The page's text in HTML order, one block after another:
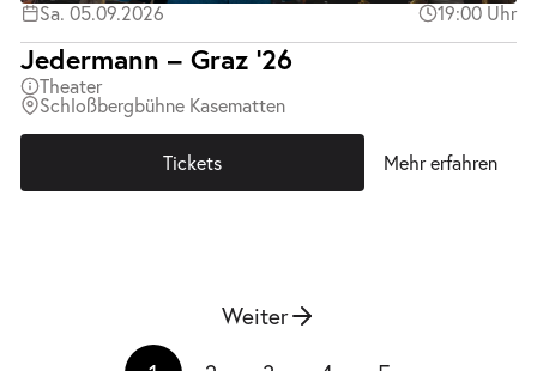
Sa. 05.09.2026 19:00 Uhr
Jedermann – Graz ’26
Theater
Schloßbergbühne Kasematten
Tickets Mehr erfahren
Weiter